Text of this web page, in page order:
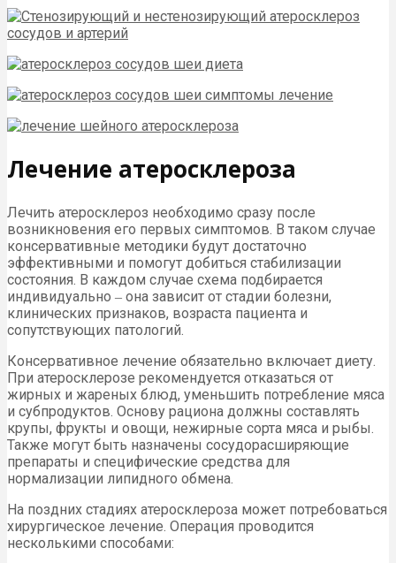
Лечение атеросклероза
Лечить атеросклероз необходимо сразу после
возникновения его первых симптомов. В таком случае
консервативные методики будут достаточно
эффективными и помогут добиться стабилизации
состояния. В каждом случае схема подбирается
индивидуально ‒ она зависит от стадии болезни,
клинических признаков, возраста пациента и
сопутствующих патологий.
Консервативное лечение обязательно включает диету.
При атеросклерозе рекомендуется отказаться от
жирных и жареных блюд, уменьшить потребление мяса
и субпродуктов. Основу рациона должны составлять
крупы, фрукты и овощи, нежирные сорта мяса и рыбы.
Также могут быть назначены сосудорасширяющие
препараты и специфические средства для
нормализации липидного обмена.
На поздних стадиях атеросклероза может потребоваться
хирургическое лечение. Операция проводится
несколькими способами: